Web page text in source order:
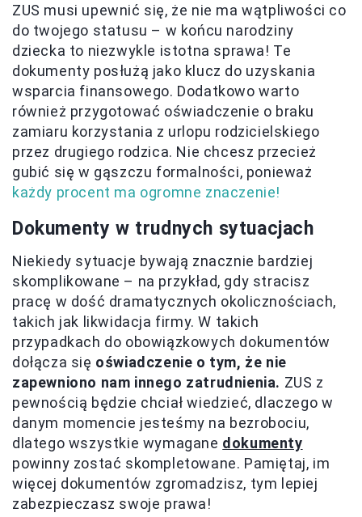
ZUS musi upewnić się, że nie ma wątpliwości co
do twojego statusu – w końcu narodziny
dziecka to niezwykle istotna sprawa! Te
dokumenty posłużą jako klucz do uzyskania
wsparcia finansowego. Dodatkowo warto
również przygotować oświadczenie o braku
zamiaru korzystania z urlopu rodzicielskiego
przez drugiego rodzica. Nie chcesz przecież
gubić się w gąszczu formalności, ponieważ
każdy procent ma ogromne znaczenie!
Dokumenty w trudnych sytuacjach
Niekiedy sytuacje bywają znacznie bardziej
skomplikowane – na przykład, gdy stracisz
pracę w dość dramatycznych okolicznościach,
takich jak likwidacja firmy. W takich
przypadkach do obowiązkowych dokumentów
dołącza się oświadczenie o tym, że nie
zapewniono nam innego zatrudnienia. ZUS z
pewnością będzie chciał wiedzieć, dlaczego w
danym momencie jesteśmy na bezrobociu,
dlatego wszystkie wymagane dokumenty
powinny zostać skompletowane. Pamiętaj, im
więcej dokumentów zgromadzisz, tym lepiej
zabezpieczasz swoje prawa!